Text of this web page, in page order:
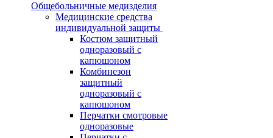
Общебольничные медизделия
Медицинские средства
индивидуальной защиты
Костюм защитный
одноразовый с
капюшоном
Комбинезон
защитный
одноразовый с
капюшоном
Перчатки смотровые
одноразовые